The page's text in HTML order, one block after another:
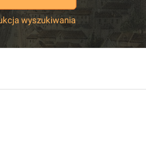
wyszukiwania